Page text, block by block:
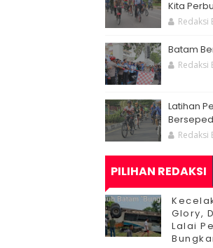
Kita
Redaksi
Batam
Redaksi
Latihan
Redaksi
PILIHAN REDAKSI
Glory,
Lalai